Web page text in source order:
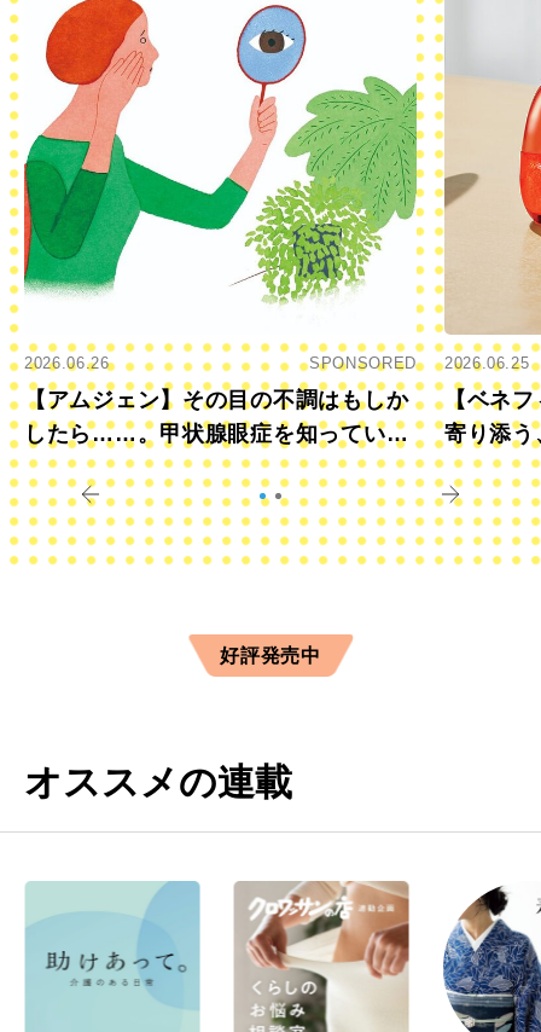
2026.06.26 SPONSORED
【アムジェン】その目の不調はもしか
したら……。甲状腺眼症を知っていま
すか？
2026.06.25
【ベネフ
寄り添う
きに
好評発売中
オススメの連載